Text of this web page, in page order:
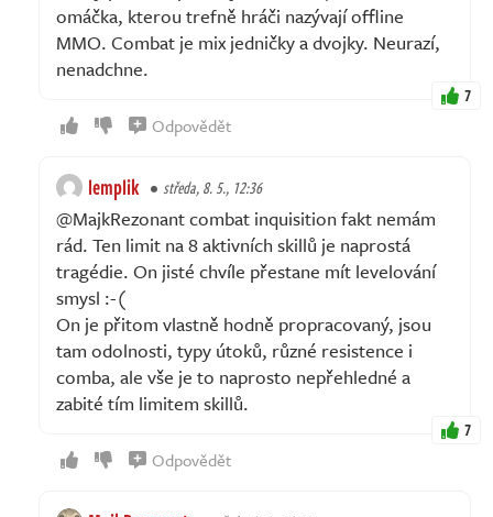
omáčka, kterou trefně hráči nazývají offline
MMO. Combat je mix jedničky a dvojky. Neurazí,
nenadchne.
7
Odpovědět
lemplik středa, 8. 5., 12:36
@MajkRezonant combat inquisition fakt nemám
rád. Ten limit na 8 aktivních skillů je naprostá
tragédie. On jisté chvíle přestane mít levelování
smysl :-(
On je přitom vlastně hodně propracovaný, jsou
tam odolnosti, typy útoků, různé resistence i
comba, ale vše je to naprosto nepřehledné a
zabité tím limitem skillů.
7
Odpovědět